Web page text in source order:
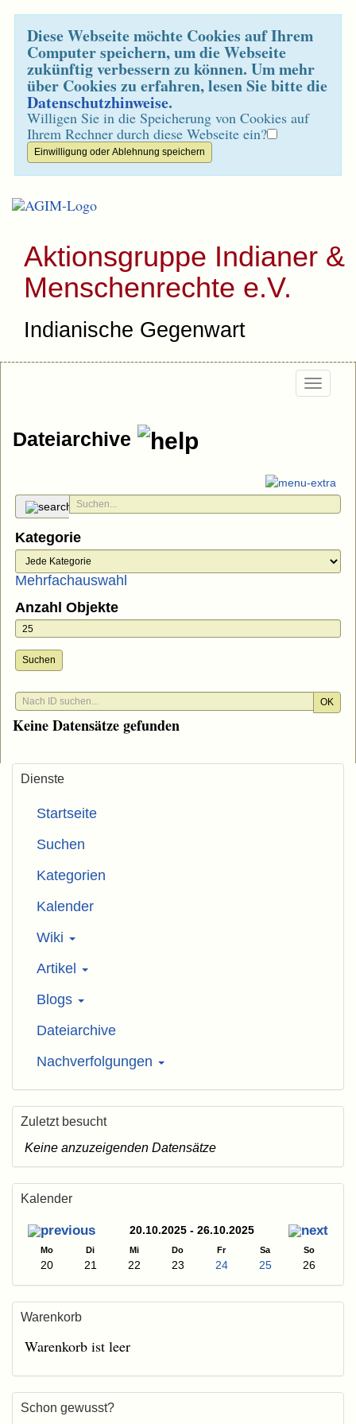
Diese Webseite möchte Cookies auf Ihrem
Computer speichern, um die Webseite
zukünftig verbessern zu können. Um mehr
über Cookies zu erfahren, lesen Sie bitte die
Datenschutzhinweise.
Willigen Sie in die Speicherung von Cookies auf
Ihrem Rechner durch diese Webseite ein?
Aktionsgruppe Indianer &
Menschenrechte e.V.
Indianische Gegenwart
Dateiarchive
Kategorie
Mehrfachauswahl
Anzahl Objekte
Suchen
OK
Keine Datensätze gefunden
Dienste
Startseite
Suchen
Kategorien
Kalender
Wiki
Artikel
Blogs
Dateiarchive
Nachverfolgungen
Zuletzt besucht
Keine anzuzeigenden Datensätze
Kalender
20.10.2025 - 26.10.2025
Mo Di Mi Do Fr Sa So
20 21 22 23 24 25 26
Warenkorb
Warenkorb ist leer
Schon gewusst?